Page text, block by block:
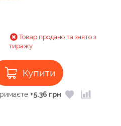
Товар продано та знято з
тиражу
Купити
+5.36 грн